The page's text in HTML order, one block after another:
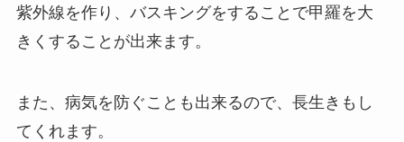
紫外線を作り、バスキングをすることで甲羅を大
きくすることが出来ます。
また、病気を防ぐことも出来るので、長生きもし
てくれます。